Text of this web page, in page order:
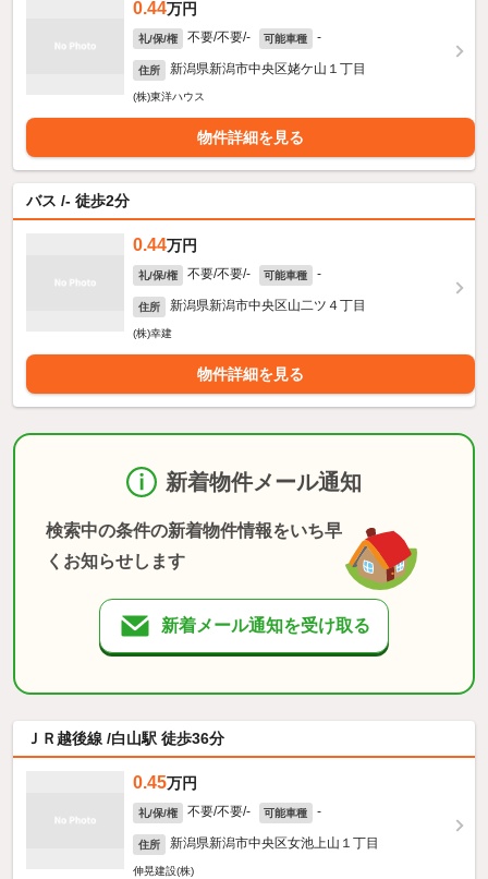
0.44万円
礼/保/権 不要/不要/- 可能車種 -
住所 新潟県新潟市中央区姥ケ山１丁目
(株)東洋ハウス
物件詳細を見る
バス /- 徒歩2分
0.44万円
礼/保/権 不要/不要/- 可能車種 -
住所 新潟県新潟市中央区山二ツ４丁目
(株)幸建
物件詳細を見る
新着物件メール通知
検索中の条件の新着物件情報をいち早
くお知らせします
新着メール通知を受け取る
ＪＲ越後線 /白山駅 徒歩36分
0.45万円
礼/保/権 不要/不要/- 可能車種 -
住所 新潟県新潟市中央区女池上山１丁目
伸晃建設(株)